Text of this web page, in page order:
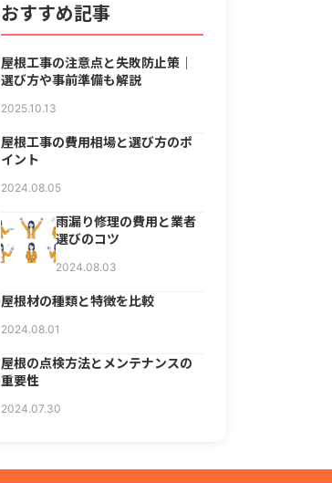
おすすめ記事
屋根工事の注意点と失敗防止策｜
選び方や事前準備も解説
2025.10.13
屋根工事の費用相場と選び方のポ
イント
2024.08.05
雨漏り修理の費用と業者
選びのコツ
2024.08.03
屋根材の種類と特徴を比較
2024.08.01
屋根の点検方法とメンテナンスの
重要性
2024.07.30